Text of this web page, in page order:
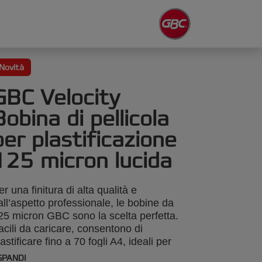
Novità
Velocity
di pellicola
plastificazione
micron lucida
una finitura di alta qualità e
professionale, le bobine da
micron GBC sono la scelta perfetta.
da caricare, consentono di
fino a 70 fogli A4, ideali per
maneggiati frequentemente